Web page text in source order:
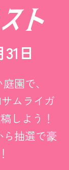
日
園で、
ムライガ
しよう！
抽選で豪